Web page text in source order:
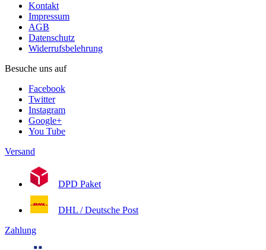
Kontakt
Impressum
AGB
Datenschutz
Widerrufsbelehrung
Besuche uns auf
Facebook
Twitter
Instagram
Google+
You Tube
Versand
DPD Paket
DHL / Deutsche Post
Zahlung